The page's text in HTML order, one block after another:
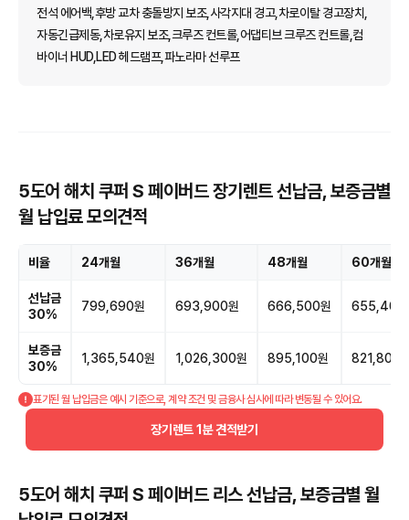
전석 에어백,후방 교차 충돌방지 보조,사각지대 경고,차로이탈 경고장치,
자동긴급제동,차로유지 보조,크루즈 컨트롤,어댑티브 크루즈 컨트롤,컴
바이너 HUD,LED 헤드램프,파노라마 선루프
5도어 해치 쿠퍼 S 페이버드 장기렌트 선납금, 보증금별
월 납입료 모의견적
비율 24개월 36개월 48개월 60개월
선납금
30%
799,690원 693,900원 666,500원 655,400
보증금
30%
1,365,540원 1,026,300원 895,100원 821,800
표기된 월 납입금은 예시 기준으로, 계약 조건 및 금융사 심사에 따라 변동될 수 있어요.
장기렌트 1분 견적받기
5도어 해치 쿠퍼 S 페이버드 리스 선납금, 보증금별 월